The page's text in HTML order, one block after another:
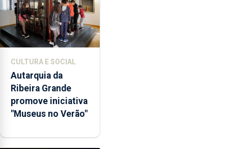
CULTURA E SOCIAL
Autarquia da
Ribeira Grande
promove iniciativa
"Museus no Verão"